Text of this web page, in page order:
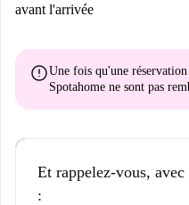
avant l'arrivée
errorUne fois qu'une
Spotahome ne sont pas
Et rappelez-vous,
: